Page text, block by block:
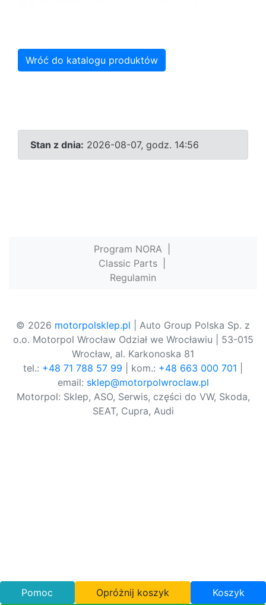
Wróć do katalogu produktów
Stan z dnia: 2026-08-07, godz. 14:56
Program NORA
Classic Parts
Regulamin
© 2026 motorpolsklep.pl | Auto Group Polska Sp. z
o.o. Motorpol Wrocław Odział we Wrocławiu | 53-015
Wrocław, al. Karkonoska 81
tel.: +48 71 788 57 99 | kom.: +48 663 000 701
email: sklep@motorpolwroclaw.pl
Motorpol: Sklep, ASO, Serwis, części do VW, Skoda,
SEAT, Cupra, Audi
Pomoc Opróżnij koszyk Koszyk